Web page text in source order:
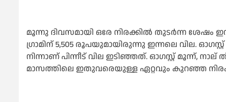
മൂന്നു ദിവസമായി ഒരേ നിരക്കിൽ തുടർന്ന
ഗ്രാമിന് 5,505 രൂപയുമായിരുന്നു ഇന്നലെ വില.
നിന്നാണ് പിന്നീട് വില ഇടിഞ്ഞത്. ഓഗസ്റ്റ് മൂന്ന്,
മാസത്തിലെ ഇതുവരെയുള്ള ഏറ്റവും കുറഞ്ഞ